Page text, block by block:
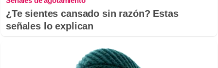
¿Te sientes cansado sin razón? Estas
señales lo explican